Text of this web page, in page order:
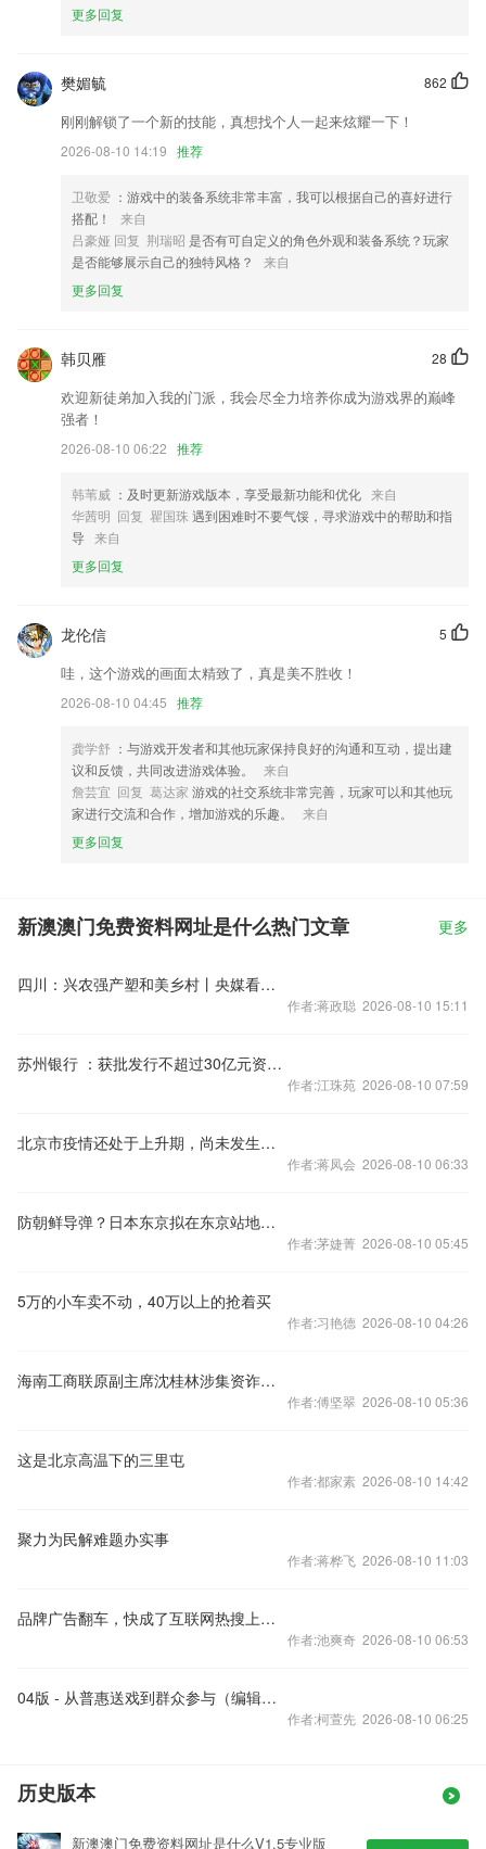
】接送机未支付订单流程优化，支付体验更顺滑；车型选择页增加车型折
叠功能，高性价比舒适车型任你选
添加国际机票业务
开发商：成都去兜风科技有限公司
单据历史多列数据查询优化；
报销凭证一键申请
界面改版，体验更流畅
可以到应用商店进行打分评论，说出您的使用经历，以帮助我们更好的对
产品进行优化修改。
更多回复
862
樊媚毓
刚刚解锁了一个新的技能，真想找个人一起来炫耀一下！
2026-08-10 14:19 推荐
卫敬爱 ：游戏中的装备系统非常丰富，我可以根据自己的喜好进行
搭配！
来自
吕豪娅 回复 荆瑞昭 是否有可自定义的角色外观和装备系统？玩家
是否能够展示自己的独特风格？
来自
更多回复
28
韩贝雁
欢迎新徒弟加入我的门派，我会尽全力培养你成为游戏界的巅峰
强者！
2026-08-10 06:22 推荐
韩苇威 ：及时更新游戏版本，享受最新功能和优化 来自
华茜明 回复 瞿国珠 遇到困难时不要气馁，寻求游戏中的帮助和指
导 来自
更多回复
5
龙伦信
哇，这个游戏的画面太精致了，真是美不胜收！
2026-08-10 04:45 推荐
龚学舒 ：与游戏开发者和其他玩家保持良好的沟通和互动，提出建
议和反馈，共同改进游戏体验。
来自
詹芸宜 回复 葛达家 游戏的社交系统非常完善，玩家可以和其他玩
家进行交流和合作，增加游戏的乐趣。
来自
更多回复
新澳澳门免费资料网址是什么热门文章 更多
四川：兴农强产塑和美乡村丨央媒看四川
作者:蒋政聪 2026-08-10 15:11
苏州银行 ：获批发行不超过30亿元资本补充债券
作者:江珠苑 2026-08-10 07:59
北京市疫情还处于上升期，尚未发生社区传播
作者:蒋凤会 2026-08-10 06:33
防朝鲜导弹？日本东京拟在东京站地下建“弹道导弹避难所”
作者:茅婕菁 2026-08-10 05:45
5万的小车卖不动，40万以上的抢着买
作者:习艳德 2026-08-10 04:26
海南工商联原副主席沈桂林涉集资诈骗8.8亿被判无期
作者:傅坚翠 2026-08-10 05:36
这是北京高温下的三里屯
作者:都家素 2026-08-10 14:42
聚力为民解难题办实事
作者:蒋桦飞 2026-08-10 11:03
品牌广告翻车，快成了互联网热搜上的固定栏目
作者:池爽奇 2026-08-10 06:53
04版 - 从普惠送戏到群众参与（编辑手记）
作者:柯萱先 2026-08-10 06:25
历史版本
新澳澳门免费资料网址是什么V1.5专业版